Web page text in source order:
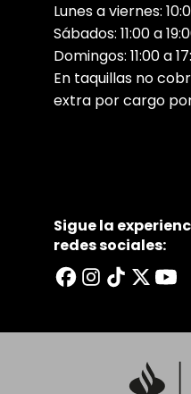
Lunes a viernes:
Sábados: 11:00 a
Domingos: 11:00 a
En taquillas no
extra por cargo
Sigue la
redes sociales: